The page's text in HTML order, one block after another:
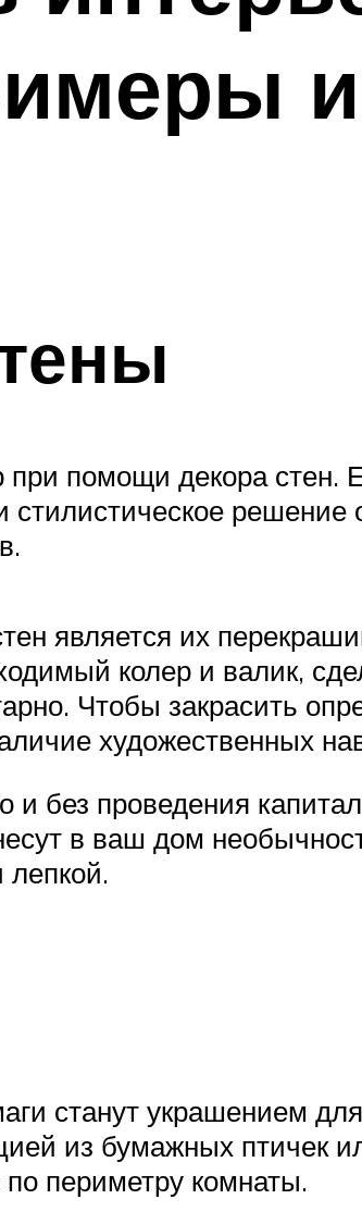
помощи декора стен.
решение
является их
колер и валик,
Чтобы закрасить
художественных
без проведения
в ваш дом
лепкой.
станут украшением
из бумажных птичек
периметру комнаты.